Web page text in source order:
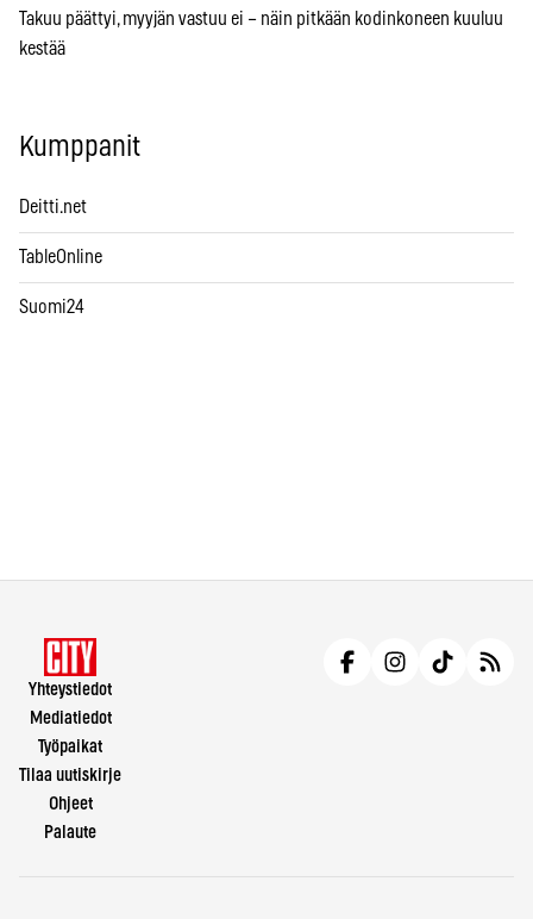
Takuu päättyi, myyjän vastuu ei – näin pitkään kodinkoneen kuuluu
kestää
Kumppanit
Deitti.net
TableOnline
Suomi24
Yhteystiedot
Mediatiedot
Työpaikat
Tilaa uutiskirje
Ohjeet
Palaute